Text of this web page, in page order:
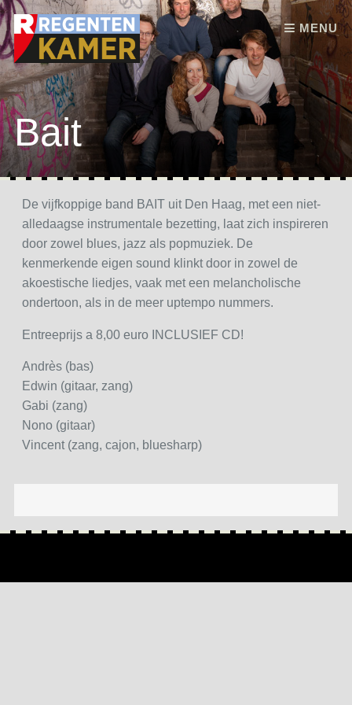
MENU
Skip to content
Bait
De vijfkoppige band BAIT uit Den Haag, met een niet-
alledaagse instrumentale bezetting, laat zich inspireren
door zowel blues, jazz als popmuziek. De
kenmerkende eigen sound klinkt door in zowel de
akoestische liedjes, vaak met een melancholische
ondertoon, als in de meer uptempo nummers.
Entreeprijs a 8,00 euro INCLUSIEF CD!
Andrès (bas)
Edwin (gitaar, zang)
Gabi (zang)
Nono (gitaar)
Vincent (zang, cajon, bluesharp)